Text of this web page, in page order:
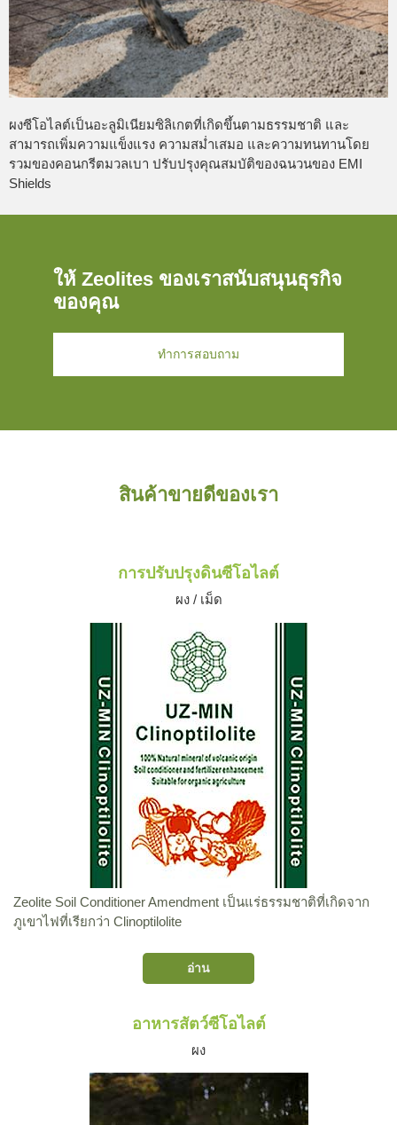
ผงซีโอไลต์เป็นอะลูมิเนียมซิลิเกตที่เกิดขึ้นตามธรรมชาติ และ
สามารถเพิ่มความแข็งแรง ความสม่ำเสมอ และความทนทานโดย
รวมของคอนกรีตมวลเบา ปรับปรุงคุณสมบัติของฉนวนของ EMI
Shields
ให้ Zeolites ของเราสนับสนุนธุรกิจ
ของคุณ
ทำการสอบถาม
สินค้าขายดีของเรา
การปรับปรุงดินซีโอไลต์
ผง / เม็ด
Zeolite Soil Conditioner Amendment เป็นแร่ธรรมชาติที่เกิดจาก
ภูเขาไฟที่เรียกว่า Clinoptilolite
อ่าน
อาหารสัตว์ซีโอไลต์
ผง